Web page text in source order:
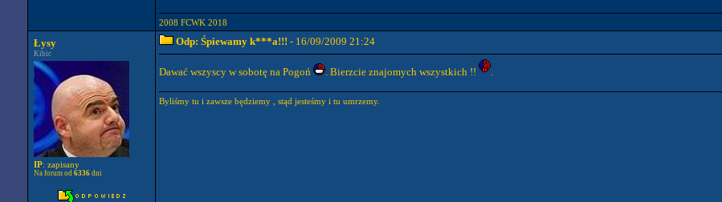
2008 FCWK 2018
Łysy
Kibic
IP: zapisany
Na forum od 6336 dni
Odp: Śpiewamy k***a!!! - 16/09/2009 21:24
Dawać wszyscy w sobotę na Pogoń . Bierzcie znajomych wszystkich !! .
Byliśmy tu i zawsze będziemy , stąd jesteśmy i tu umrzemy.